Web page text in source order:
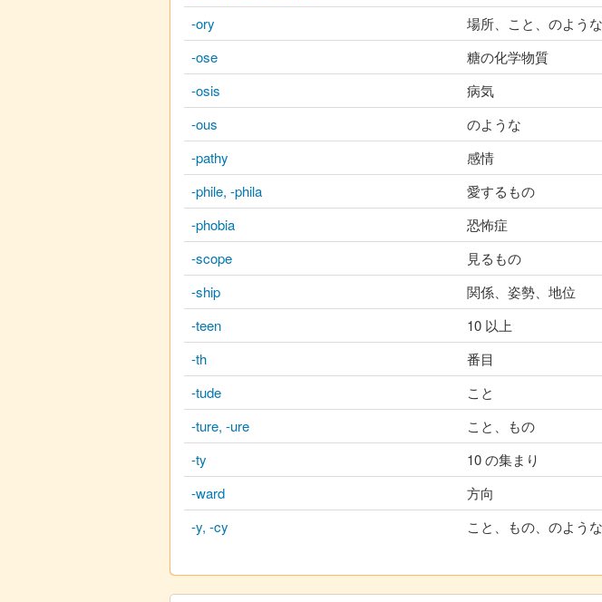
-ory
場所、こと、のような
-ose
糖の化学物質
-osis
病気
-ous
のような
-pathy
感情
-phile, -phila
愛するもの
-phobia
恐怖症
-scope
見るもの
-ship
関係、姿勢、地位
-teen
10 以上
-th
番目
-tude
こと
-ture, -ure
こと、もの
-ty
10 の集まり
-ward
方向
-y, -cy
こと、もの、のような